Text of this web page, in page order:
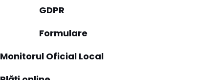
GDPR
Formulare
Monitorul Oficial Local